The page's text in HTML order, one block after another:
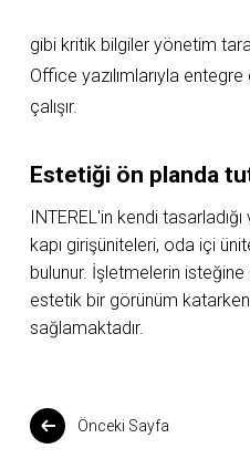
gibi kritik bilgiler yönetim
Office yazılımlarıyla
çalışır.
Estetiği ön planda
INTEREL'in kendi
kapı girişüniteleri, oda içi
bulunur. İşletmelerin
estetik bir görünüm
sağlamaktadır.
Önceki Sayfa